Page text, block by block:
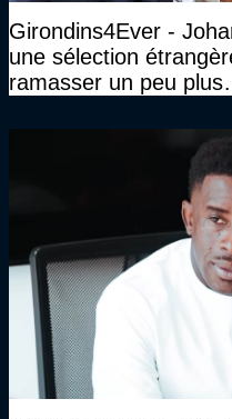
Girondins4Ever -
une sélection
ramasser un peu